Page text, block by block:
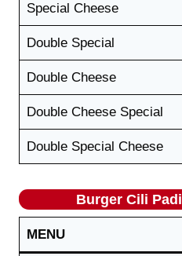
Special Cheese
Double Special
Double Cheese
Double Cheese Special
Double Special Cheese
Burger Cili Padi
MENU